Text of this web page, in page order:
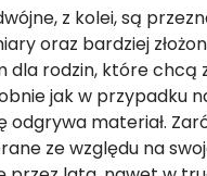
z kolei, są
oraz bardziej
dla rodzin, które
jak w przypadku
odgrywa materiał.
ze względu na